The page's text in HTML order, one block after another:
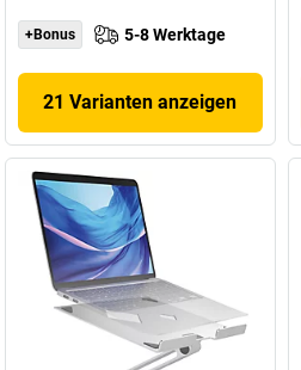
+Bonus 5-8 Werktage
21 Varianten anzeigen